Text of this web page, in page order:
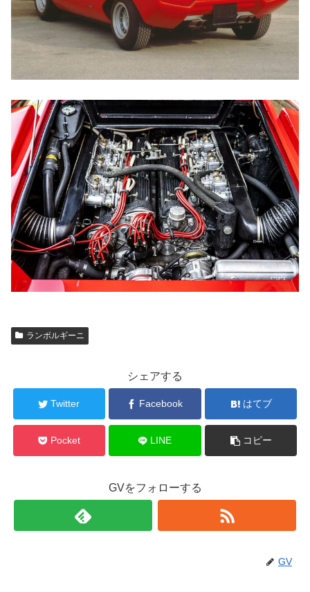
ランボルギーニ
シェアする
Twitter Facebook はてブ
Pocket LINE コピー
GVをフォローする
GV